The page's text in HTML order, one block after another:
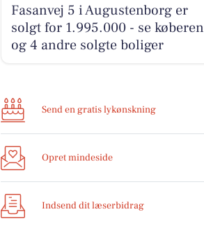
Fasanvej 5 i Augustenborg er
solgt for 1.995.000 - se køberen
og 4 andre solgte boliger
Send en gratis lykønskning
Opret mindeside
Indsend dit læserbidrag